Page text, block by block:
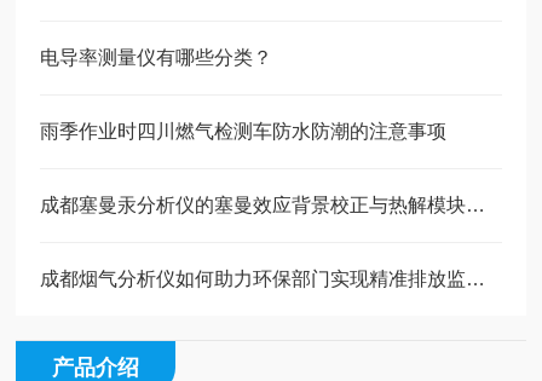
电导率测量仪有哪些分类？
雨季作业时四川燃气检测车防水防潮的注意事项
成都塞曼汞分析仪的塞曼效应背景校正与热解模块操作
成都烟气分析仪如何助力环保部门实现精准排放监管？
产品介绍